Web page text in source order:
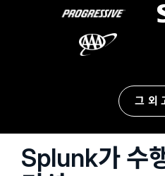
그 외
Splunk가 수